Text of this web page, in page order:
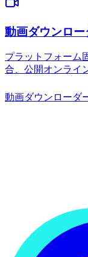
動画ダウンロー
プラットフォーム
合、公開オンライ
動画ダウンローダ